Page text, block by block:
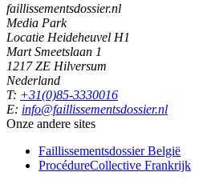
faillissementsdossier.nl
Media Park
Locatie Heideheuvel H1
Mart Smeetslaan 1
1217 ZE Hilversum
Nederland
T: +31(0)85-3330016
E: info@faillissementsdossier.nl
Onze andere sites
Faillissementsdossier België
ProcédureCollective Frankrijk